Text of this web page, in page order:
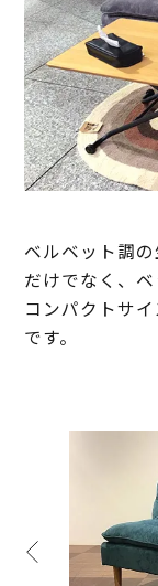
ベルベット調
だけでなく、ベ
コンパクトサ
です。